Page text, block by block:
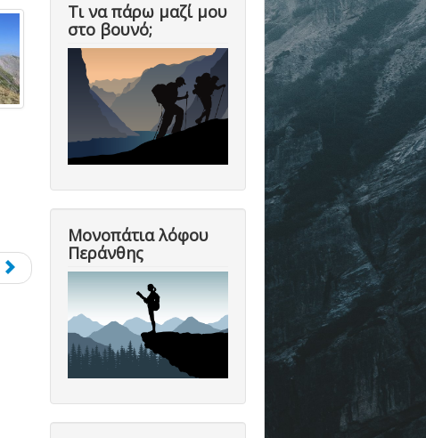
Τι να πάρω μαζί μου
στο βουνό;
Μονοπάτια λόφου
Περάνθης